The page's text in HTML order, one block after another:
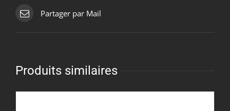
Partager par Mail
Produits similaires